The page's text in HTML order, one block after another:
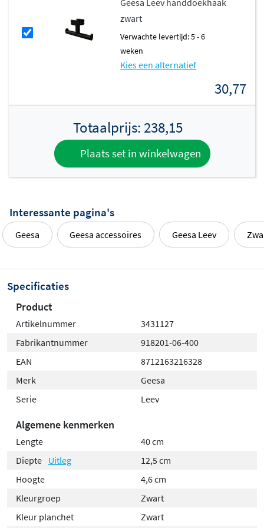
Eenvoudige montage
Het planchet wordt geleverd met schroeven, Fischer
pluggen en een duidelijke handleiding, zodat je het
zorgt voor een strakke, nette uitstraling aan
stevig en kun je direct genieten van de extra
opbergruimte en het stijlvolle design.
Geesa Leev handdoekhaak
zwart
Verwachte levertijd: 5 - 6
weken
Kies een alternatief
30,77
Totaalprijs: 238,15
Plaats set in winkelwagen
Interessante pagina's
Geesa Geesa accessoires Geesa Leev
Specificaties
Product
Artikelnummer
3431127
Fabrikantnummer
918201-06-400
EAN
8712163216328
Merk
Geesa
Serie
Leev
Algemene kenmerken
Lengte
40 cm
Diepte Uitleg
12,5 cm
Hoogte
4,6 cm
Kleurgroep
Zwart
Kleur planchet
Zwart